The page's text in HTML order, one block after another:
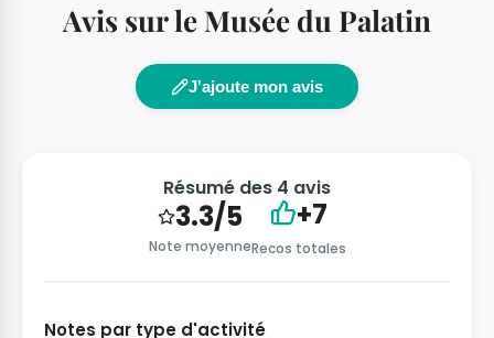
Avis sur le Musée du Palatin
J'ajoute mon avis
Résumé des 4 avis
3.3/5
Note moyenne
+7
Recos totales
Notes par type d'activité